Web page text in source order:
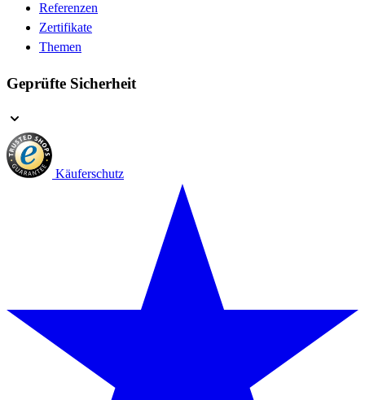
Referenzen
Zertifikate
Themen
Geprüfte Sicherheit
Käuferschutz